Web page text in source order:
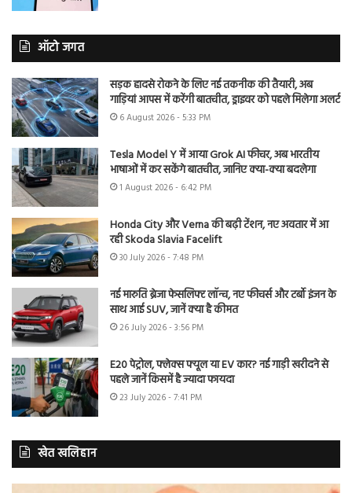
ऑटो जगत
सड़क हादसे रोकने के लिए नई तकनीक की तैयारी, अब
गाड़ियां आपस में करेंगी बातचीत, ड्राइवर को पहले मिलेगा अलर्ट
6 August 2026 - 5:33 PM
Tesla Model Y में आया Grok AI फीचर, अब भारतीय
भाषाओं में कर सकेंगे बातचीत, जानिए क्या-क्या बदलेगा
1 August 2026 - 6:42 PM
Honda City और Verna की बढ़ी टेंशन, नए अवतार में आ
रही Skoda Slavia Facelift
30 July 2026 - 7:48 PM
नई मारुति ब्रेजा फेसलिफ्ट लॉन्च, नए फीचर्स और टर्बो इंजन के
साथ आई SUV, जानें क्या है कीमत
26 July 2026 - 3:56 PM
E20 पेट्रोल, फ्लेक्स फ्यूल या EV कार? नई गाड़ी खरीदने से
पहले जानें किसमें है ज्यादा फायदा
23 July 2026 - 7:41 PM
खेत खलिहान